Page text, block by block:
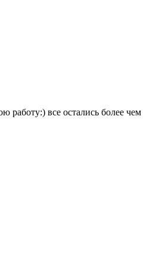
работу:) все остались более чем